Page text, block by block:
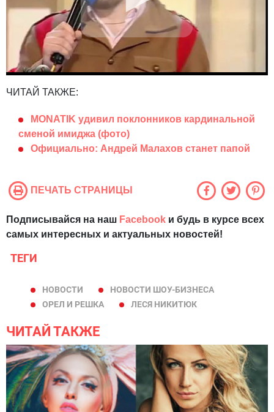
ЧИТАЙ ТАКЖЕ:
MONATIK удивил поклонников кардинальной
сменой имиджа (фото)
Официально: Андрей Малахов станет папой
ПЕЧАТЬ СТРАНИЦЫ
Подписывайся на наш Facebook и будь в курсе всех
самых интересных и актуальных новостей!
ТЕГИ
НОВОСТИ
НОВОСТИ ШОУ-БИЗНЕСА
ОРЕЛ И РЕШКА
ЛЕСЯ НИКИТЮК
ЧИТАЙ ТАКЖЕ